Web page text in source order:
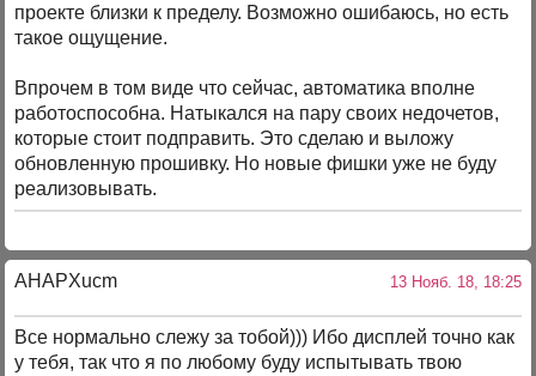
проекте близки к пределу. Возможно ошибаюсь, но есть
такое ощущение.
Впрочем в том виде что сейчас, автоматика вполне
работоспособна. Натыкался на пару своих недочетов,
которые стоит подправить. Это сделаю и выложу
обновленную прошивку. Но новые фишки уже не буду
реализовывать.
AHAPXucm 13 Нояб. 18, 18:25
Все нормально слежу за тобой))) Ибо дисплей точно как
у тебя, так что я по любому буду испытывать твою